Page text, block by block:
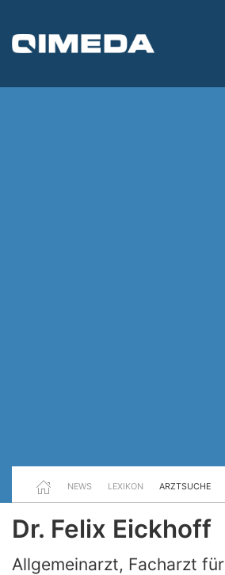
NEWS LEXIKON ARZTSUCHE
Dr. Felix Eickhoff
Allgemeinarzt, Facharzt für